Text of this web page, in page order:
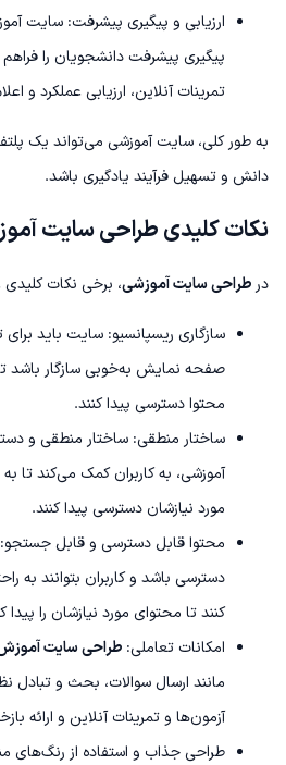
ارزیابی و پیگیری پیشرفت: سایت
پیگیری پیشرفت دانشجویان را فراهم
تمرینات آنلاین، ارزیابی عملکرد و
به طور کلی، سایت آموزشی می‌تواند یک
دانش و تسهیل فرآیند یادگیری باشد.
نکات کلیدی طراحی سایت
در طراحی سایت آموزشی، برخی نکات کلیدی
سازگاری ریسپانسیو: سایت باید برای
صفحه نمایش به‌خوبی سازگار باشد تا
محتوا دسترسی پیدا کنند.
ساختار منطقی: ساختار منطقی و
آموزشی، به کاربران کمک می‌کند تا
مورد نیازشان دسترسی پیدا کنند.
محتوا قابل دسترسی و قابل جستجو:
دسترسی باشد و کاربران بتوانند به
کنند تا محتوای مورد نیازشان را پیدا
امکانات تعاملی: طراحی سایت آموزش
مانند ارسال سوالات، بحث و تبادل
آزمون‌ها و تمرینات آنلاین و ارائه
طراحی جذاب و استفاده از رنگ‌های